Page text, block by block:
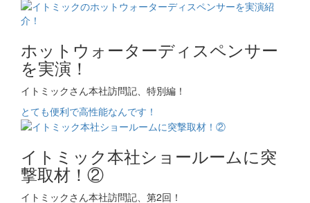
ホットウォーターディスペンサー
を実演！
イトミックさん本社訪問記、特別編！
とても便利で高性能なんです！
イトミック本社ショールームに突
撃取材！②
イトミックさん本社訪問記、第2回！